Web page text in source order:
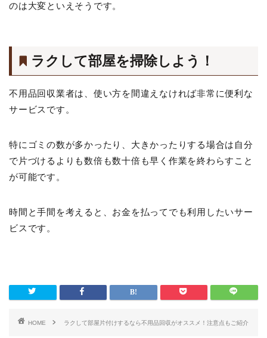
のは大変といえそうです。
ラクして部屋を掃除しよう！
不用品回収業者は、使い方を間違えなければ非常に便利な
サービスです。
特にゴミの数が多かったり、大きかったりする場合は自分
で片づけるよりも数倍も数十倍も早く作業を終わらすこと
が可能です。
時間と手間を考えると、お金を払ってでも利用したいサー
ビスです。
HOME ラクして部屋片付けするなら不用品回収がオススメ！注意点もご紹介